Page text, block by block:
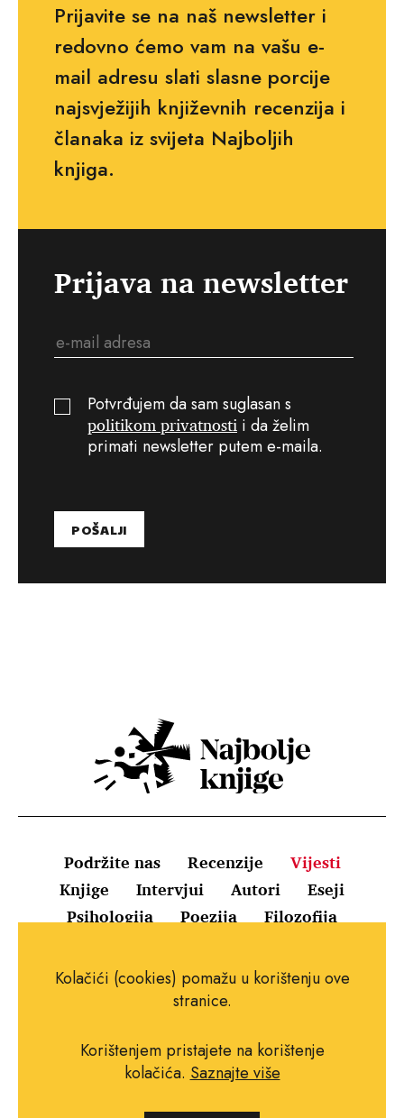
Prijavite se na naš newsletter i
redovno ćemo vam na vašu e-
mail adresu slati slasne porcije
najsvježijih književnih recenzija i
članaka iz svijeta Najboljih
knjiga.
Prijava na newsletter
Potvrđujem da sam suglasan s
politikom privatnosti i da želim
primati newsletter putem e-maila.
Podržite nas Recenzije
Vijesti
Knjige
Intervjui Autori
Eseji
Psihologija
Poezija Filozofija
Uvjeti korištenja
Pravila o kolačićima
Impressum
Kolačići (cookies) pomažu u korištenju ove
stranice.
Korištenjem pristajete na korištenje
kolačića. Saznajte više